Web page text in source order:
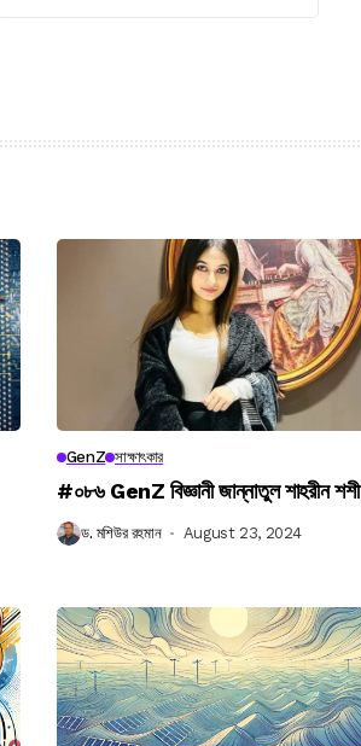
GenZ সাক্ষাৎকার
#০৮৬ GenZ বিজ্ঞানী জান্নাতুল শাহরীন শশী
ড. মশিউর রহমান August 23, 2024